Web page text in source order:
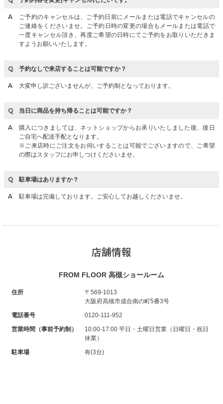
ご予約のキャンセルは、ご予約日前にメールまたは電話でキャンセルの
ご連絡をくださいませ。ご予約日時の変更の場合もメールまたは電話で
一度キャンセル頂き、再度ご希望の日時にてご予約をお取りいただきま
すようお願いいたします。
予約なしで来店することは可能ですか？
大変申し訳ございませんが、ご予約制となっております。
当日に商品を持ち帰ることは可能ですか？
購入につきましては、ネットショップからお承りいたしました後、後日
ご自宅へ配送手配となります。
※ご来店時にご注文をお伺いすることは可能でございますので、ご希望
の際はスタッフにお申しつけくださいませ。
駐車場はありますか？
駐車場は完備しております。ご安心してお越しくださいませ。
店舗情報
FROM FLOOR 高槻ショールーム
住所
〒569-1013
大阪府高槻市成合南の町5番3号
電話番号
0120-111-952
営業時間（事前予約制）
10:00-17:00 平日・土曜日営業（日曜日・祝日
休業）
駐車場
有(3台)